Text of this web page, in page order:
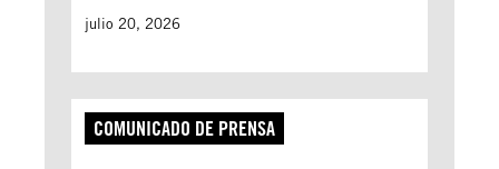
julio 20, 2026
COMUNICADO DE PRENSA